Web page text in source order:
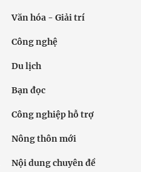
Văn hóa - Giải trí
Công nghệ
Du lịch
Bạn đọc
Công nghiệp hỗ trợ
Nông thôn mới
Nội dung chuyên đề